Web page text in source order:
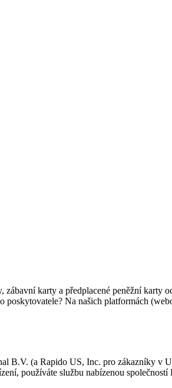
karty a předplacené peněžní karty
Na našich platformách
B.V. (a Rapido US, Inc. pro zákazníky v
používáte službu nabízenou